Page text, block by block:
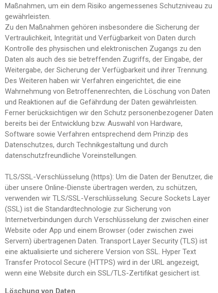
Maßnahmen, um ein dem Risiko angemessenes Schutzniveau zu
gewährleisten.
Zu den Maßnahmen gehören insbesondere die Sicherung der
Vertraulichkeit, Integrität und Verfügbarkeit von Daten durch
Kontrolle des physischen und elektronischen Zugangs zu den
Daten als auch des sie betreffenden Zugriffs, der Eingabe, der
Weitergabe, der Sicherung der Verfügbarkeit und ihrer Trennung.
Des Weiteren haben wir Verfahren eingerichtet, die eine
Wahrnehmung von Betroffenenrechten, die Löschung von Daten
und Reaktionen auf die Gefährdung der Daten gewährleisten.
Ferner berücksichtigen wir den Schutz personenbezogener Daten
bereits bei der Entwicklung bzw. Auswahl von Hardware,
Software sowie Verfahren entsprechend dem Prinzip des
Datenschutzes, durch Technikgestaltung und durch
datenschutzfreundliche Voreinstellungen.
TLS/SSL-Verschlüsselung (https): Um die Daten der Benutzer, die
über unsere Online-Dienste übertragen werden, zu schützen,
verwenden wir TLS/SSL-Verschlüsselung. Secure Sockets Layer
(SSL) ist die Standardtechnologie zur Sicherung von
Internetverbindungen durch Verschlüsselung der zwischen einer
Website oder App und einem Browser (oder zwischen zwei
Servern) übertragenen Daten. Transport Layer Security (TLS) ist
eine aktualisierte und sicherere Version von SSL. Hyper Text
Transfer Protocol Secure (HTTPS) wird in der URL angezeigt,
wenn eine Website durch ein SSL/TLS-Zertifikat gesichert ist.
Löschung von Daten